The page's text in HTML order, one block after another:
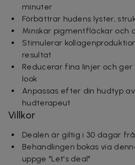
minuter
Förbättrar hudens lyster,
Minskar pigmentfläckar och
Stimulerar
resultat
Reducerar fina linjer och ger
look
Anpassas efter din hudtyp
hudterapeut
Villkor
Dealen är giltig i 30 dagar
Behandlingen bokas via
uppge "Let's deal"